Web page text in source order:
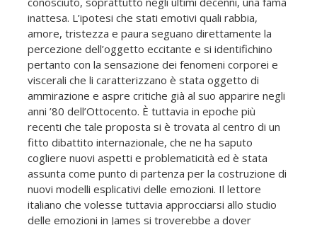
inattesa. L’ipotesi che stati emotivi quali rabbia,
amore, tristezza e paura seguano direttamente la
percezione dell’oggetto eccitante e si identifichino
pertanto con la sensazione dei fenomeni corporei e
viscerali che li caratterizzano è stata oggetto di
ammirazione e aspre critiche già al suo apparire negli
anni ’80 dell’Ottocento. È tuttavia in epoche più
recenti che tale proposta si è trovata al centro di un
fitto dibattito internazionale, che ne ha saputo
cogliere nuovi aspetti e problematicità ed è stata
assunta come punto di partenza per la costruzione di
nuovi modelli esplicativi delle emozioni. Il lettore
italiano che volesse tuttavia approcciarsi allo studio
delle emozioni in James si troverebbe a dover